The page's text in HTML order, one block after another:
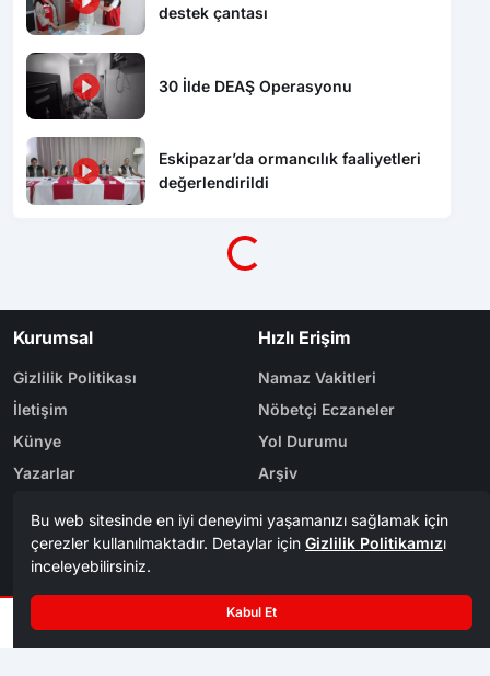
destek çantası
30 İlde DEAŞ Operasyonu
Eskipazar’da ormancılık faaliyetleri
değerlendirildi
Yükleniyor...
Kurumsal
Gizlilik Politikası
İletişim
Künye
Yazarlar
Hızlı Erişim
Namaz Vakitleri
Nöbetçi Eczaneler
Yol Durumu
Arşiv
Bölge Haberleri
Karabük
Safranbolu
Dünya
Eğitim